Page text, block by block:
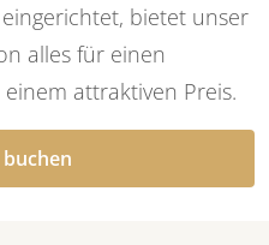
bietet unser
alles für einen
attraktiven Preis.